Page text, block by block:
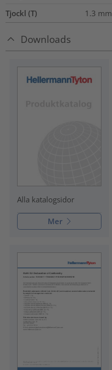
Tjockl (T)
1.3 mm
Downloads
Alla katalogsidor
Mer